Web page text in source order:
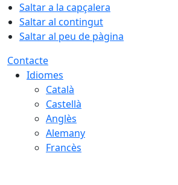
Saltar a la capçalera
Saltar al contingut
Saltar al peu de pàgina
Contacte
Idiomes
Català
Castellà
Anglès
Alemany
Francès